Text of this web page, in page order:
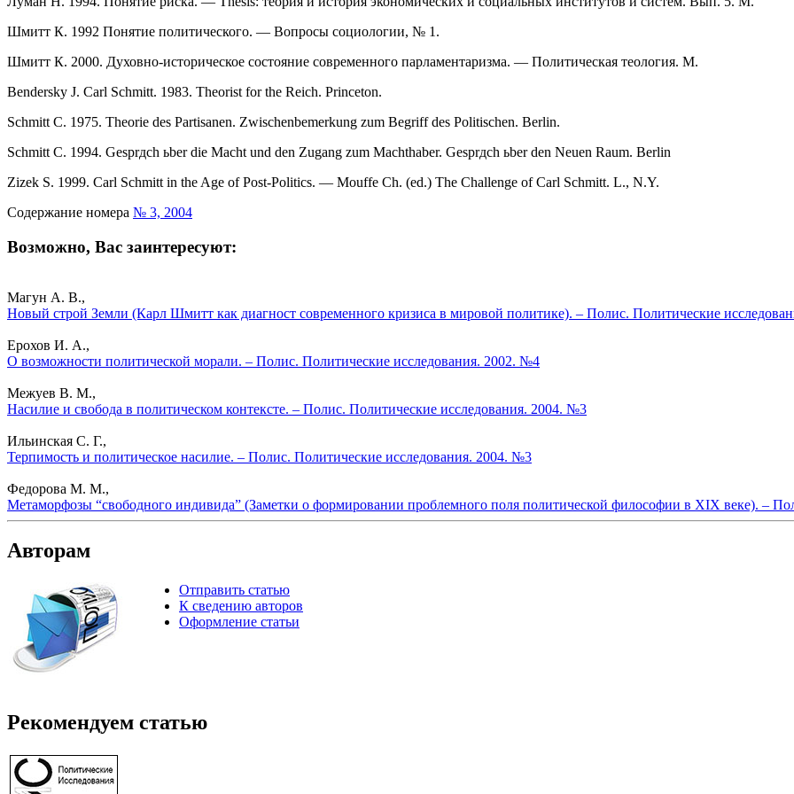
Шмитт К. 1992 Понятие политического. — Вопросы социологии, № 1.
Шмитт К. 2000. Духовно-историческое состояние современного парламентаризма. — Политическая теология. М.
Bendersky J. Carl Schmitt. 1983. Theorist for the Reich. Princeton.
Schmitt C. 1975. Theorie des Partisanen. Zwischenbemerkung zum Begriff des Politischen. Berlin.
Schmitt C. 1994. Gesprдch ьber die Macht und den Zugang zum Machthaber. Gesprдch ьber den Neuen Raum. Berlin
Zizek S. 1999. Carl Schmitt in the Age of Post-Politics. — Mouffe Ch. (ed.) The Challenge of Carl Schmitt. L., N.Y.
Содержание номера № 3, 2004
Возможно, Вас заинтересуют:
Магун А. В.,
Новый строй Земли (Карл Шмитт как диагност современного кризиса в мировой политике). – Полис. Политические
Ерохов И. А.,
О возможности политической морали. – Полис. Политические исследования. 2002. №4
Межуев В. М.,
Насилие и свобода в политическом контексте. – Полис. Политические исследования. 2004. №3
Ильинская С. Г.,
Терпимость и политическое насилие. – Полис. Политические исследования. 2004. №3
Федорова М. М.,
Метаморфозы “свободного индивида” (Заметки о формировании проблемного поля политической философии в XIX веке). –
Авторам
Отправить статью
К сведению авторов
Оформление статьи
Рекомендуем статью